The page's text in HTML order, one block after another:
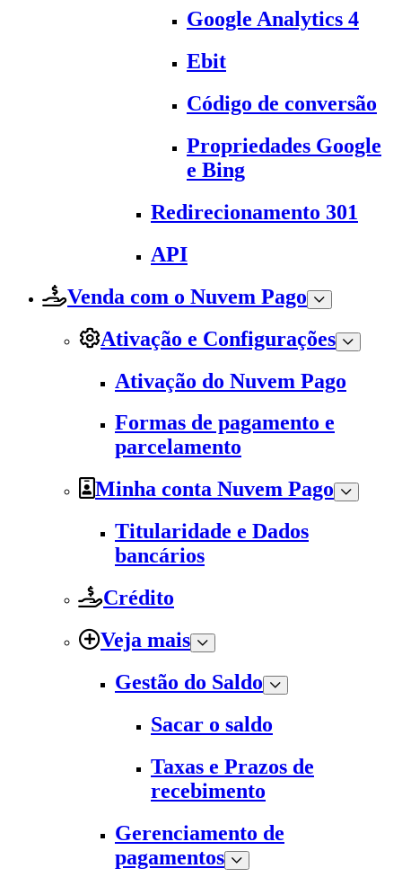
Google Analytics 4
Ebit
Código de conversão
Propriedades Google
e Bing
Redirecionamento 301
API
Venda com o Nuvem Pago
Ativação e Configurações
Ativação do Nuvem Pago
Formas de pagamento e
parcelamento
Minha conta Nuvem Pago
Titularidade e Dados
bancários
Crédito
Veja mais
Gestão do Saldo
Sacar o saldo
Taxas e Prazos de
recebimento
Gerenciamento de
pagamentos